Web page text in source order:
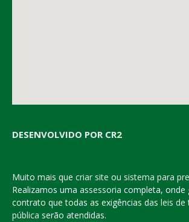
DESENVOLVIDO POR CR2
Muito mais que criar site ou sistema para
Realizamos uma assessoria completa, onde
contrato que todas as exigências das leis de
pública serão atendidas.